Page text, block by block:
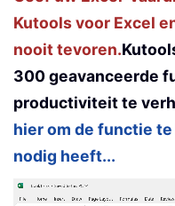
Kutools voor Excel
nooit tevoren.
300 geavanceerde
productiviteit te
hier om de functie
nodig heeft...